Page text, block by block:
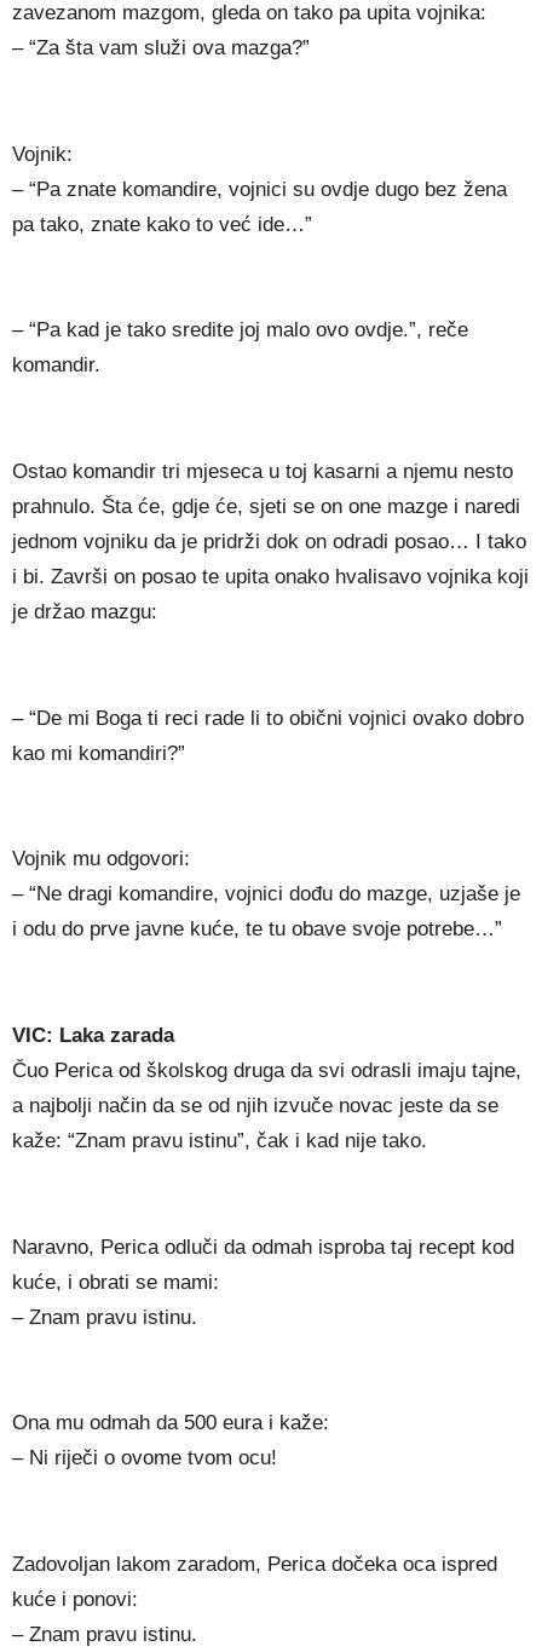
zavezanom mazgom, gleda on tako pa upita vojnika:
– “Za šta vam služi ova mazga?”
Vojnik:
– “Pa znate komandire, vojnici su ovdje dugo bez žena
pa tako, znate kako to već ide…”
– “Pa kad je tako sredite joj malo ovo ovdje.”, reče
komandir.
Ostao komandir tri mjeseca u toj kasarni a njemu nesto
prahnulo. Šta će, gdje će, sjeti se on one mazge i naredi
jednom vojniku da je pridrži dok on odradi posao… I tako
i bi. Završi on posao te upita onako hvalisavo vojnika koji
je držao mazgu:
– “De mi Boga ti reci rade li to obični vojnici ovako dobro
kao mi komandiri?”
Vojnik mu odgovori:
– “Ne dragi komandire, vojnici dođu do mazge, uzjaše je
i odu do prve javne kuće, te tu obave svoje potrebe…”
VIC: Laka zarada
Čuo Perica od školskog druga da svi odrasli imaju tajne,
a najbolji način da se od njih izvuče novac jeste da se
kaže: “Znam pravu istinu”, čak i kad nije tako.
Naravno, Perica odluči da odmah isproba taj recept kod
kuće, i obrati se mami:
– Znam pravu istinu.
Ona mu odmah da 500 eura i kaže:
– Ni riječi o ovome tvom ocu!
Zadovoljan lakom zaradom, Perica dočeka oca ispred
kuće i ponovi:
– Znam pravu istinu.